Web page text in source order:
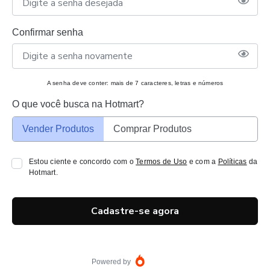
Confirmar senha
A senha deve conter: mais de 7 caracteres, letras e números
O que você busca na Hotmart?
Vender Produtos Comprar Produtos
Estou ciente e concordo com oTermos de Uso e com a Políticas da
Hotmart.
Cadastre-se agora
Powered by